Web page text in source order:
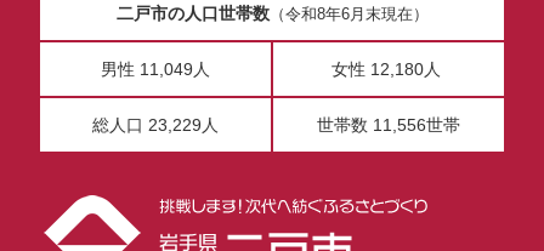
二戸市の人口世帯数（令和8年6月末現在）
男性 11,049人 女性 12,180人
総人口 23,229人 世帯数 11,556世帯